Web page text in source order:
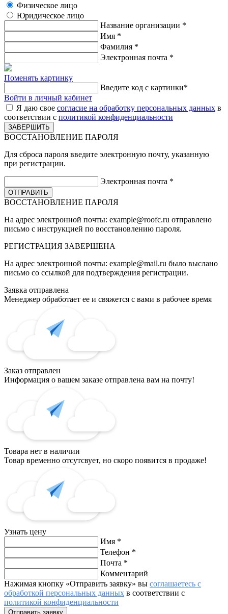
Физическое лицо
Юридическое лицо
Название организации *
Имя *
Фамилия *
Электронная почта *
Поменять картинку
Введите код с картинки*
Войти в личный кабинет
Я даю свое согласие на обработку персональных данных в
соответствии с политикой конфиденциальности
ВОССТАНОВЛЕНИЕ ПАРОЛЯ
Для сброса пароля введите электронную почту, указанную
при регистрации.
Электронная почта *
ВОССТАНОВЛЕНИЕ ПАРОЛЯ
На адрес электронной почты: example@roofc.ru отправлено
письмо с инструкцией по восстановлению пароля.
РЕГИСТРАЦИЯ ЗАВЕРШЕНА
На адрес электронной почты: example@mail.ru было выслано
письмо со ссылкой для подтверждения регистрации.
Заявка отправлена
Менеджер обработает ее и свяжется с вами в рабочее время
Заказ отправлен
Информация о вашем заказе отправлена вам на почту!
Товара нет в наличии
Товар временно отсутсвует, но скоро появится в продаже!
Узнать цену
Имя *
Телефон *
Почта *
Комментарий
Нажимая кнопку «Отправить заявку» вы соглашаетесь с
обработкой персональных данных в соответствии с
политикой конфиденциальности